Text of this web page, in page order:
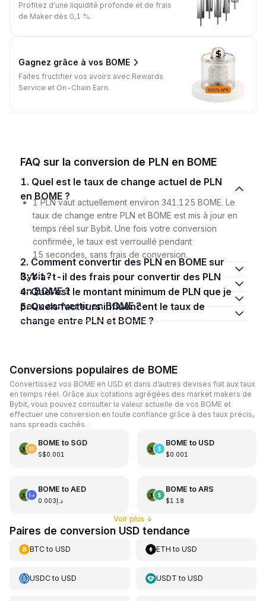
Profitez d'une liquidité profonde et de frais
de Maker dès 0,1 %.
Gagnez grâce à vos BOME
Faites fructifier vos avoirs avec Rewards
Service et On-Chain Earn.
FAQ sur la conversion de PLN en BOME
1. Quel est le taux de change actuel de PLN
en BOME ?
1 PLN vaut actuellement environ 341.125 BOME. Le
taux de change entre PLN et BOME est mis à jour en
temps réel sur Bybit. Une fois votre conversion
confirmée, le taux est verrouillé pendant
15 secondes, sans frais de conversion.
2. Comment convertir des PLN en BOME sur
Bybit ?
3. Y a-t-il des frais pour convertir des PLN
en BOME ?
4. Quel est le montant minimum de PLN que je
peux convertir en BOME ?
5. Quels facteurs influencent le taux de
change entre PLN et BOME ?
Conversions populaires de BOME
Convertissez vos BOME en USD et dans d’autres devises fiat aux taux
en temps réel. Grâce aux cotations agrégées des market makers de
Bybit, vous pouvez consulter la valeur actuelle de vos BOME et
effectuer une conversion en toute confiance grâce à des taux précis,
sans spreads cachés.
BOME to SGD
S$0.001
BOME to USD
$0.001
BOME to AED
د.إ0.003
BOME to ARS
$1.18
Voir plus ↓
Paires de conversion USD tendance
BTCto USD ETH toUSD
USDCto USD USDT toUSD